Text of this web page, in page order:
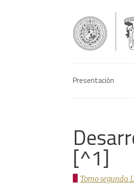
Presentación
[^1]
Tomo segundo.